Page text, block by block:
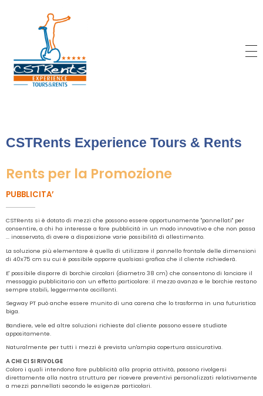
CSTRents Experience Tours & Rents
Rents per la Promozione
PUBBLICITA’
CSTRents si è dotato di mezzi che possono essere opportunamente "pannellati" per
consentire, a chi ha interesse a fare pubblicità in un modo innovativo e che non passa
... inosservato, di avere a disposizione varie possibilità di allestimento.
La soluzione più elementare è quella di utilizzare il pannello frontale delle dimensioni
di 40x75 cm su cui è possibile apporre qualsiasi grafica che il cliente richiederà.
E' possibile disporre di borchie circolari (diametro 38 cm) che consentono di lanciare il
messaggio pubblicitario con un effetto particolare: il mezzo avanza e le borchie restano
sempre stabili, leggermente oscillanti.
Segway PT può anche essere munito di una carena che lo trasforma in una futuristica
biga.
Bandiere, vele ed altre soluzioni richieste dal cliente possono essere studiate
appositamente.
Naturalmente per tutti i mezzi è prevista un'ampia copertura assicurativa.
A CHI CI SI RIVOLGE
Coloro i quali intendono fare pubblicità alla propria attività, possono rivolgersi
direttamente alla nostra struttura per ricevere preventivi personalizzati relativamente
a mezzi pannellati secondo le esigenze particolari.